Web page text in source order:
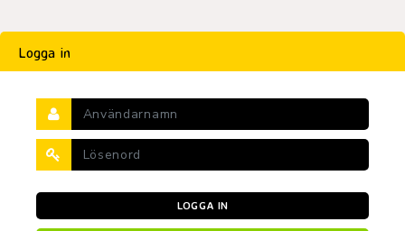
Logga in
LOGGA IN